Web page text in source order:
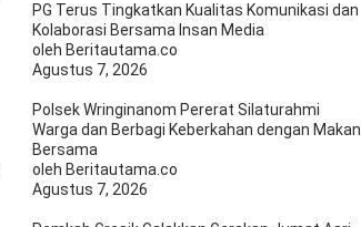
PG Terus Tingkatkan Kualitas Komunikasi dan
Kolaborasi Bersama Insan Media
oleh Beritautama.co
Agustus 7, 2026
Polsek Wringinanom Pererat Silaturahmi
Warga dan Berbagi Keberkahan dengan Makan
Bersama
oleh Beritautama.co
Agustus 7, 2026